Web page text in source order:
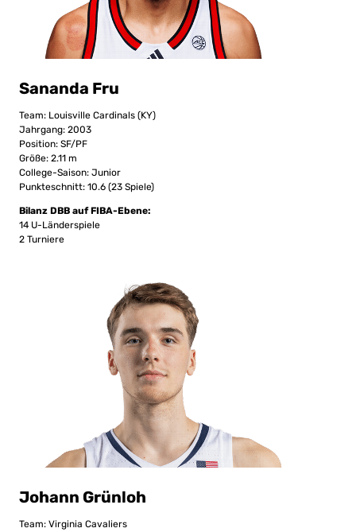
Sananda Fru
Team: Louisville Cardinals (KY)
Jahrgang: 2003
Position: SF/PF
Größe: 2.11 m
College-Saison: Junior
Punkteschnitt: 10.6 (23 Spiele)
Bilanz DBB auf FIBA-Ebene:
14 U-Länderspiele
2 Turniere
Johann Grünloh
Team: Virginia Cavaliers